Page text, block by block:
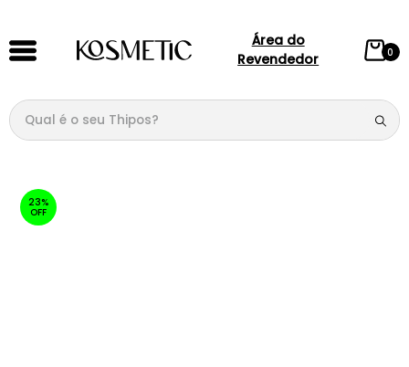
Área do
Revendedor
0
Qual é o seu Thipos?
23%
OFF
1º
2º
candy